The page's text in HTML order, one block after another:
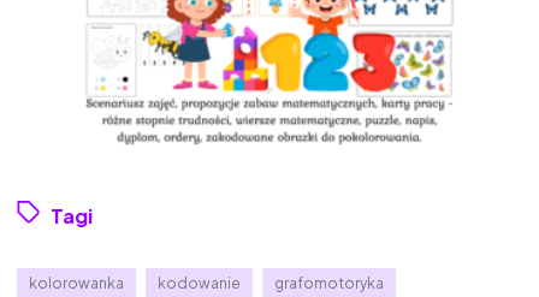
Tagi
kolorowanka kodowanie grafomotoryka